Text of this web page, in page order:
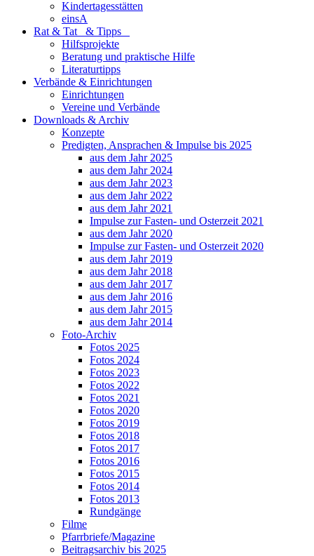
Kindertagesstätten
einsA
Rat & Tat & Tipps
Hilfsprojekte
Beratung und praktische Hilfe
Literaturtipps
Verbände & Einrichtungen
Einrichtungen
Vereine und Verbände
Downloads & Archiv
Konzepte
Predigten, Ansprachen & Impulse bis 2025
aus dem Jahr 2025
aus dem Jahr 2024
aus dem Jahr 2023
aus dem Jahr 2022
aus dem Jahr 2021
Impulse zur Fasten- und Osterzeit 2021
aus dem Jahr 2020
Impulse zur Fasten- und Osterzeit 2020
aus dem Jahr 2019
aus dem Jahr 2018
aus dem Jahr 2017
aus dem Jahr 2016
aus dem Jahr 2015
aus dem Jahr 2014
Foto-Archiv
Fotos 2025
Fotos 2024
Fotos 2023
Fotos 2022
Fotos 2021
Fotos 2020
Fotos 2019
Fotos 2018
Fotos 2017
Fotos 2016
Fotos 2015
Fotos 2014
Fotos 2013
Rundgänge
Filme
Pfarrbriefe/Magazine
Beitragsarchiv bis 2025